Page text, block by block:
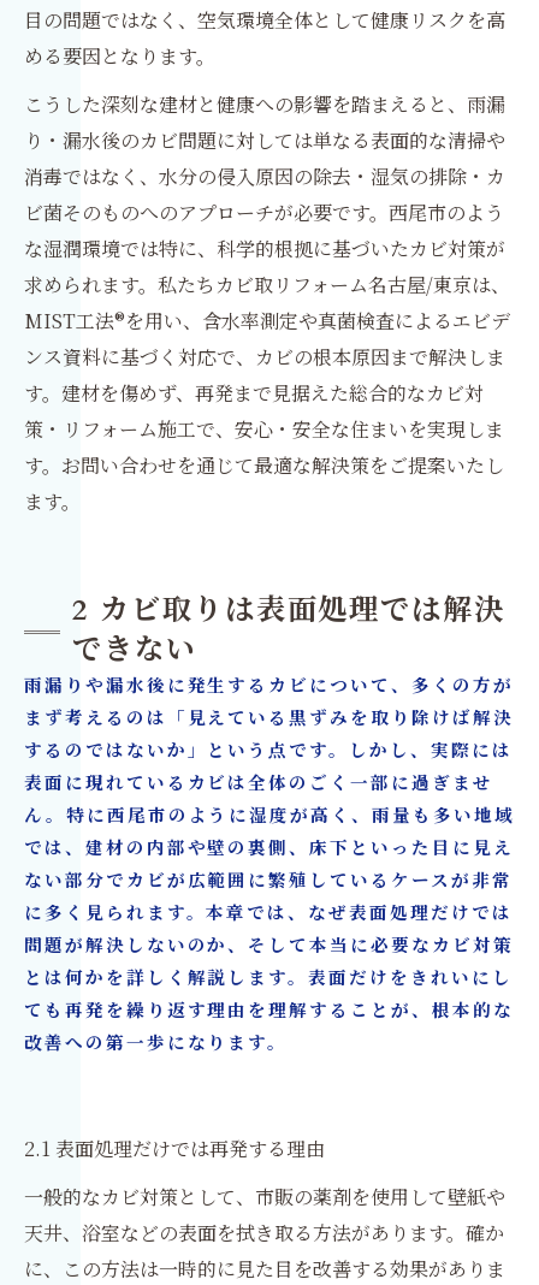
目の問題ではなく、空気環境全体として健康リスクを高
める要因となります。
こうした深刻な建材と健康への影響を踏まえると、雨漏
り・漏水後のカビ問題に対しては単なる表面的な清掃や
消毒ではなく、水分の侵入原因の除去・湿気の排除・カ
ビ菌そのものへのアプローチが必要です。西尾市のよう
な湿潤環境では特に、科学的根拠に基づいたカビ対策が
求められます。私たちカビ取リフォーム名古屋/東京は、
MIST工法®を用い、含水率測定や真菌検査によるエビデ
ンス資料に基づく対応で、カビの根本原因まで解決しま
す。建材を傷めず、再発まで見据えた総合的なカビ対
策・リフォーム施工で、安心・安全な住まいを実現しま
す。お問い合わせを通じて最適な解決策をご提案いたし
ます。
2 カビ取りは表面処理では解決
できない
雨漏りや漏水後に発生するカビについて、多くの方が
まず考えるのは「見えている黒ずみを取り除けば解決
するのではないか」という点です。しかし、実際には
表面に現れているカビは全体のごく一部に過ぎませ
ん。特に西尾市のように湿度が高く、雨量も多い地域
では、建材の内部や壁の裏側、床下といった目に見え
ない部分でカビが広範囲に繁殖しているケースが非常
に多く見られます。本章では、なぜ表面処理だけでは
問題が解決しないのか、そして本当に必要なカビ対策
とは何かを詳しく解説します。表面だけをきれいにし
ても再発を繰り返す理由を理解することが、根本的な
改善への第一歩になります。
2.1 表面処理だけでは再発する理由
一般的なカビ対策として、市販の薬剤を使用して壁紙や
天井、浴室などの表面を拭き取る方法があります。確か
に、この方法は一時的に見た目を改善する効果がありま